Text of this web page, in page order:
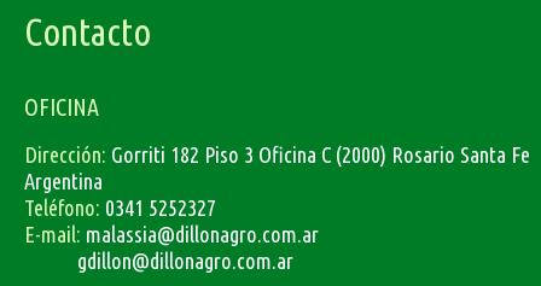
Contacto
OFICINA
Dirección: Gorriti 182 Piso 3 Oficina C (2000) Rosario Santa Fe
Argentina
Teléfono: 0341 5252327
E-mail: malassia@dillonagro.com.ar
gdillon@dillonagro.com.ar